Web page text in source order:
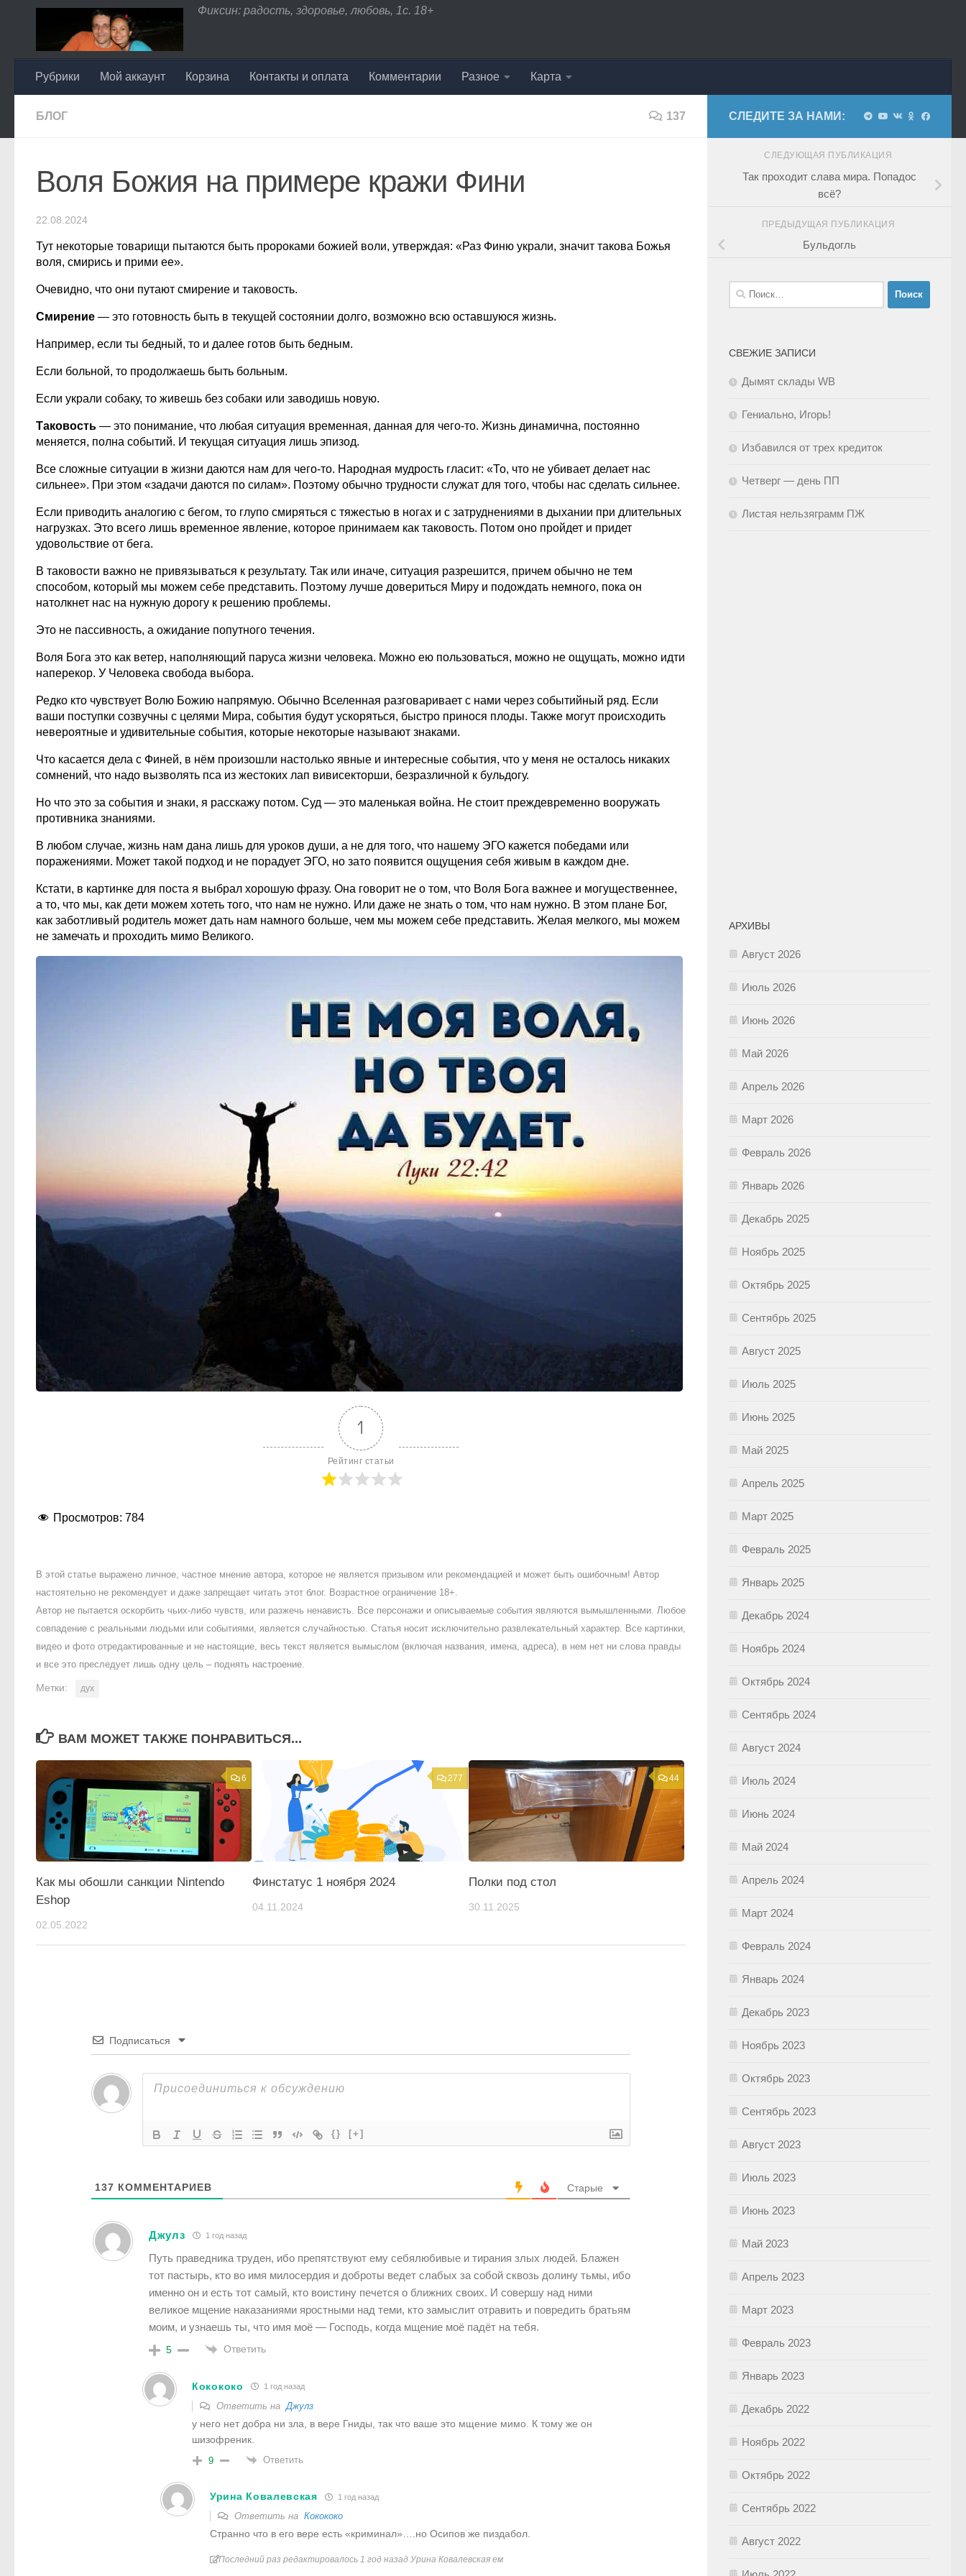
Перейти к содержимому
Фиксин: радость, здоровье, любовь, 1с. 18+
Рубрики Мой аккаунт Корзина Контакты и оплата Комментарии Разное Карта
БЛОГ 137
Воля Божия на примере кражи Фини
22.08.2024
Тут некоторые товарищи пытаются быть пророками божией воли, утверждая: «Раз Финю украли, значит такова Божья
воля, смирись и прими ее».
Очевидно, что они путают смирение и таковость.
Смирение — это готовность быть в текущей состоянии долго, возможно всю оставшуюся жизнь.
Например, если ты бедный, то и далее готов быть бедным.
Если больной, то продолжаешь быть больным.
Если украли собаку, то живешь без собаки или заводишь новую.
Таковость — это понимание, что любая ситуация временная, данная для чего-то. Жизнь динамична, постоянно
меняется, полна событий. И текущая ситуация лишь эпизод.
Все сложные ситуации в жизни даются нам для чего-то. Народная мудрость гласит: «То, что не убивает делает нас
сильнее». При этом «задачи даются по силам». Поэтому обычно трудности служат для того, чтобы нас сделать сильнее.
Если приводить аналогию с бегом, то глупо смиряться с тяжестью в ногах и с затруднениями в дыхании при длительных
нагрузках. Это всего лишь временное явление, которое принимаем как таковость. Потом оно пройдет и придет
удовольствие от бега.
В таковости важно не привязываться к результату. Так или иначе, ситуация разрешится, причем обычно не тем
способом, который мы можем себе представить. Поэтому лучше довериться Миру и подождать немного, пока он
натолкнет нас на нужную дорогу к решению проблемы.
Это не пассивность, а ожидание попутного течения.
Воля Бога это как ветер, наполняющий паруса жизни человека. Можно ею пользоваться, можно не ощущать, можно идти
наперекор. У Человека свобода выбора.
Редко кто чувствует Волю Божию напрямую. Обычно Вселенная разговаривает с нами через событийный ряд. Если
ваши поступки созвучны с целями Мира, события будут ускоряться, быстро принося плоды. Также могут происходить
невероятные и удивительные события, которые некоторые называют знаками.
Что касается дела с Финей, в нём произошли настолько явные и интересные события, что у меня не осталось никаких
сомнений, что надо вызволять пса из жестоких лап вивисекторши, безразличной к бульдогу.
Но что это за события и знаки, я расскажу потом. Суд — это маленькая война. Не стоит преждевременно вооружать
противника знаниями.
В любом случае, жизнь нам дана лишь для уроков души, а не для того, что нашему ЭГО кажется победами или
поражениями. Может такой подход и не порадует ЭГО, но зато появится ощущения себя живым в каждом дне.
Кстати, в картинке для поста я выбрал хорошую фразу. Она говорит не о том, что Воля Бога важнее и могущественнее,
а то, что мы, как дети можем хотеть того, что нам не нужно. Или даже не знать о том, что нам нужно. В этом плане Бог,
как заботливый родитель может дать нам намного больше, чем мы можем себе представить. Желая мелкого, мы можем
не замечать и проходить мимо Великого.
1
Рейтинг статьи
Просмотров: 784
В этой статье выражено личное, частное мнение автора, которое не является призывом или рекомендацией и может быть ошибочным! Автор
настоятельно не рекомендует и даже запрещает читать этот блог. Возрастное ограничение 18+.
Автор не пытается оскорбить чьих-либо чувств, или разжечь ненависть. Все персонажи и описываемые события являются вымышленными. Любое
совпадение с реальными людьми или событиями, является случайностью. Статья носит исключительно развлекательный характер. Все картинки,
видео и фото отредактированные и не настоящие, весь текст является вымыслом (включая названия, имена, адреса), в нем нет ни слова правды
и все это преследует лишь одну цель – поднять настроение.
Метки: дух
ВАМ МОЖЕТ ТАКЖЕ ПОНРАВИТЬСЯ...
6
Как мы обошли санкции Nintendo
Eshop
02.05.2022
277
Финстатус 1 ноября 2024
04.11.2024
44
Полки под стол
30.11.2025
Подписаться
{} [+]
137 КОММЕНТАРИЕВ Старые
Джулз 1 год назад
Путь праведника труден, ибо препятствуют ему себялюбивые и тирания злых людей. Блажен
тот пастырь, кто во имя милосердия и доброты ведет слабых за собой сквозь долину тьмы, ибо
именно он и есть тот самый, кто воистину печется о ближних своих. И совершу над ними
великое мщение наказаниями яростными над теми, кто замыслит отравить и повредить братьям
моим, и узнаешь ты, что имя моё — Господь, когда мщение моё падёт на тебя.
5 Ответить
Кокококо 1 год назад
Ответить на Джулз
у него нет добра ни зла, в вере Гниды, так что ваше это мщение мимо. К тому же он
шизофреник.
9 Ответить
Урина Ковалевская 1 год назад
Ответить на Кокококо
Странно что в его вере есть «криминал»….но Осипов же пиздабол.
Последний раз редактировалось 1 год назад Урина Ковалевская ем
СЛЕДИТЕ ЗА НАМИ:
СЛЕДУЮЩАЯ ПУБЛИКАЦИЯ
Так проходит слава мира. Попадос
всё?
ПРЕДЫДУЩАЯ ПУБЛИКАЦИЯ
Бульдогль
Найти:
СВЕЖИЕ ЗАПИСИ
Дымят склады WB
Гениально, Игорь!
Избавился от трех кредиток
Четверг — день ПП
Листая нельзяграмм ПЖ
АРХИВЫ
Август 2026
Июль 2026
Июнь 2026
Май 2026
Апрель 2026
Март 2026
Февраль 2026
Январь 2026
Декабрь 2025
Ноябрь 2025
Октябрь 2025
Сентябрь 2025
Август 2025
Июль 2025
Июнь 2025
Май 2025
Апрель 2025
Март 2025
Февраль 2025
Январь 2025
Декабрь 2024
Ноябрь 2024
Октябрь 2024
Сентябрь 2024
Август 2024
Июль 2024
Июнь 2024
Май 2024
Апрель 2024
Март 2024
Февраль 2024
Январь 2024
Декабрь 2023
Ноябрь 2023
Октябрь 2023
Сентябрь 2023
Август 2023
Июль 2023
Июнь 2023
Май 2023
Апрель 2023
Март 2023
Февраль 2023
Январь 2023
Декабрь 2022
Ноябрь 2022
Октябрь 2022
Сентябрь 2022
Август 2022